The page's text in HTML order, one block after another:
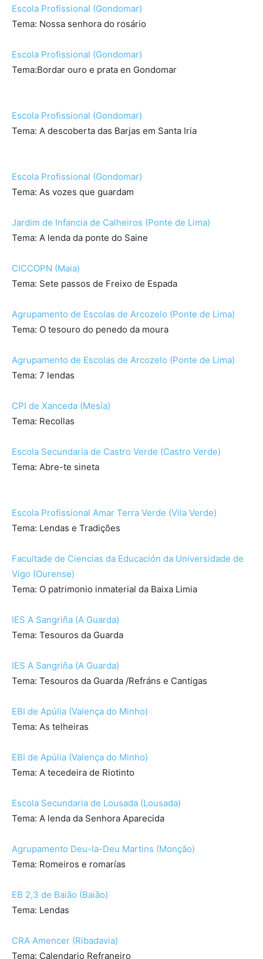
Escola Profissional (Gondomar)
Tema: Nossa senhora do rosário
Escola Profissional (Gondomar)
Tema:Bordar ouro e prata en Gondomar
Escola Profissional (Gondomar)
Tema: A descoberta das Barjas em Santa Iria
Escola Profissional (Gondomar)
Tema: As vozes que guardam
Jardim de Infancia de Calheiros (Ponte de Lima)
Tema: A lenda da ponte do Saine
CICCOPN (Maia)
Tema: Sete passos de Freixo de Espada
Agrupamento de Escolas de Arcozelo (Ponte de Lima)
Tema: O tesouro do penedo da moura
Agrupamento de Escolas de Arcozelo (Ponte de Lima)
Tema: 7 lendas
CPI de Xanceda (Mesía)
Tema: Recollas
Escola Secundaria de Castro Verde (Castro Verde)
Tema: Abre-te sineta
Escola Profissional Amar Terra Verde (Vila Verde)
Tema: Lendas e Tradições
Facultade de Ciencias da Educación da Universidade de
Vigo (Ourense)
Tema: O patrimonio inmaterial da Baixa Limia
IES A Sangriña (A Guarda)
Tema: Tesouros da Guarda
IES A Sangriña (A Guarda)
Tema: Tesouros da Guarda /Refráns e Cantigas
EBI de Apúlia (Valença do Minho)
Tema: As telheiras
EBI de Apúlia (Valença do Minho)
Tema: A tecedeira de Riotinto
Escola Secundaria de Lousada (Lousada)
Tema: A lenda da Senhora Aparecida
Agrupamento Deu-la-Deu Martins (Monção)
Tema: Romeiros e romarías
EB 2,3 de Baião (Baião)
Tema: Lendas
CRA Amencer (Ribadavia)
Tema: Calendario Refraneiro